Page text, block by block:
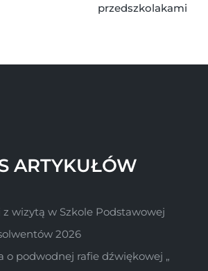
przedszkolakami
ARTYKUŁÓW
z wizytą w Szkole Podstawowej
2026
o podwodnej rafie dźwiękowej „